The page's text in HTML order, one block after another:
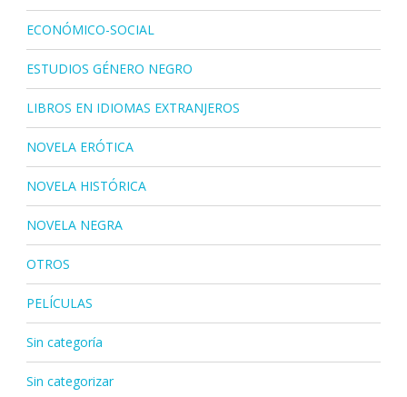
ECONÓMICO-SOCIAL
ESTUDIOS GÉNERO NEGRO
LIBROS EN IDIOMAS EXTRANJEROS
NOVELA ERÓTICA
NOVELA HISTÓRICA
NOVELA NEGRA
OTROS
PELÍCULAS
Sin categoría
Sin categorizar